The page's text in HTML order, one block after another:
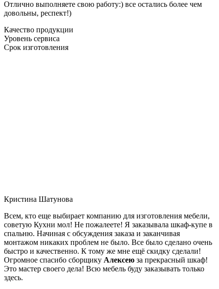
Отлично выполняете свою работу:) все остались более чем
довольны, респект!)
Качество продукции
Уровень сервиса
Срок изготовления
Кристина Шатунова
Всем, кто еще выбирает компанию для изготовления мебели,
советую Кухни мол! Не пожалеете! Я заказывала шкаф-купе в
спальню. Начиная с обсуждения заказа и заканчивая
монтажом никаких проблем не было. Все было сделано очень
быстро и качественно. К тому же мне ещё скидку сделали!
Огромное спасибо сборщику Алексею за прекрасный шкаф!
Это мастер своего дела! Всю мебель буду заказывать только
здесь.